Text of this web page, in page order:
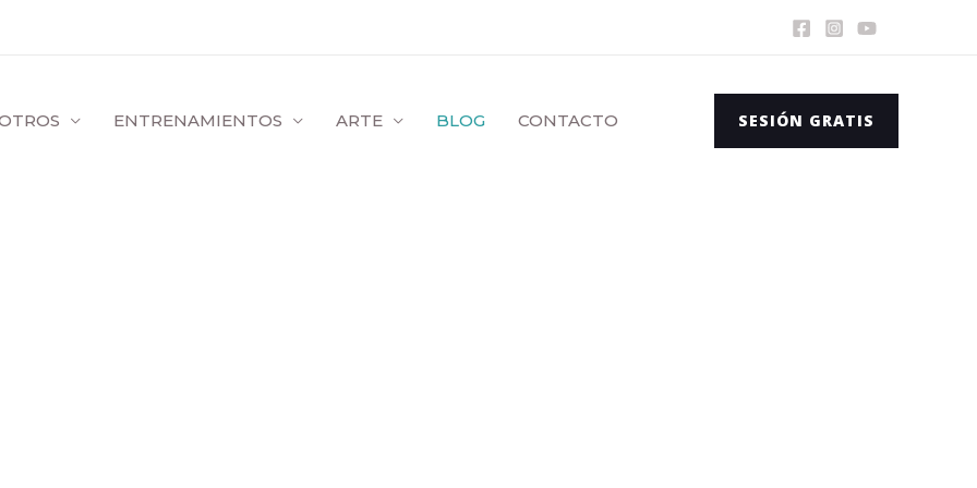
ENTRENAMIENTOS ARTE BLOG CONTACTO SESIÓN GRATIS